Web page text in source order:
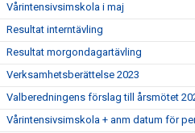
Vårintensivsimskola i maj
Resultat interntävling
Resultat morgondagartävling
Verksamhetsberättelse 2023
Valberedningens förslag till årsmötet
Vårintensivsimskola + anm datum för